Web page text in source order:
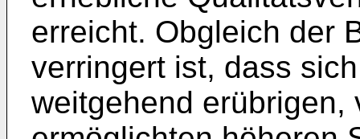
erreicht. Obgleich der
verringert ist, dass
weitgehend erübrigen,